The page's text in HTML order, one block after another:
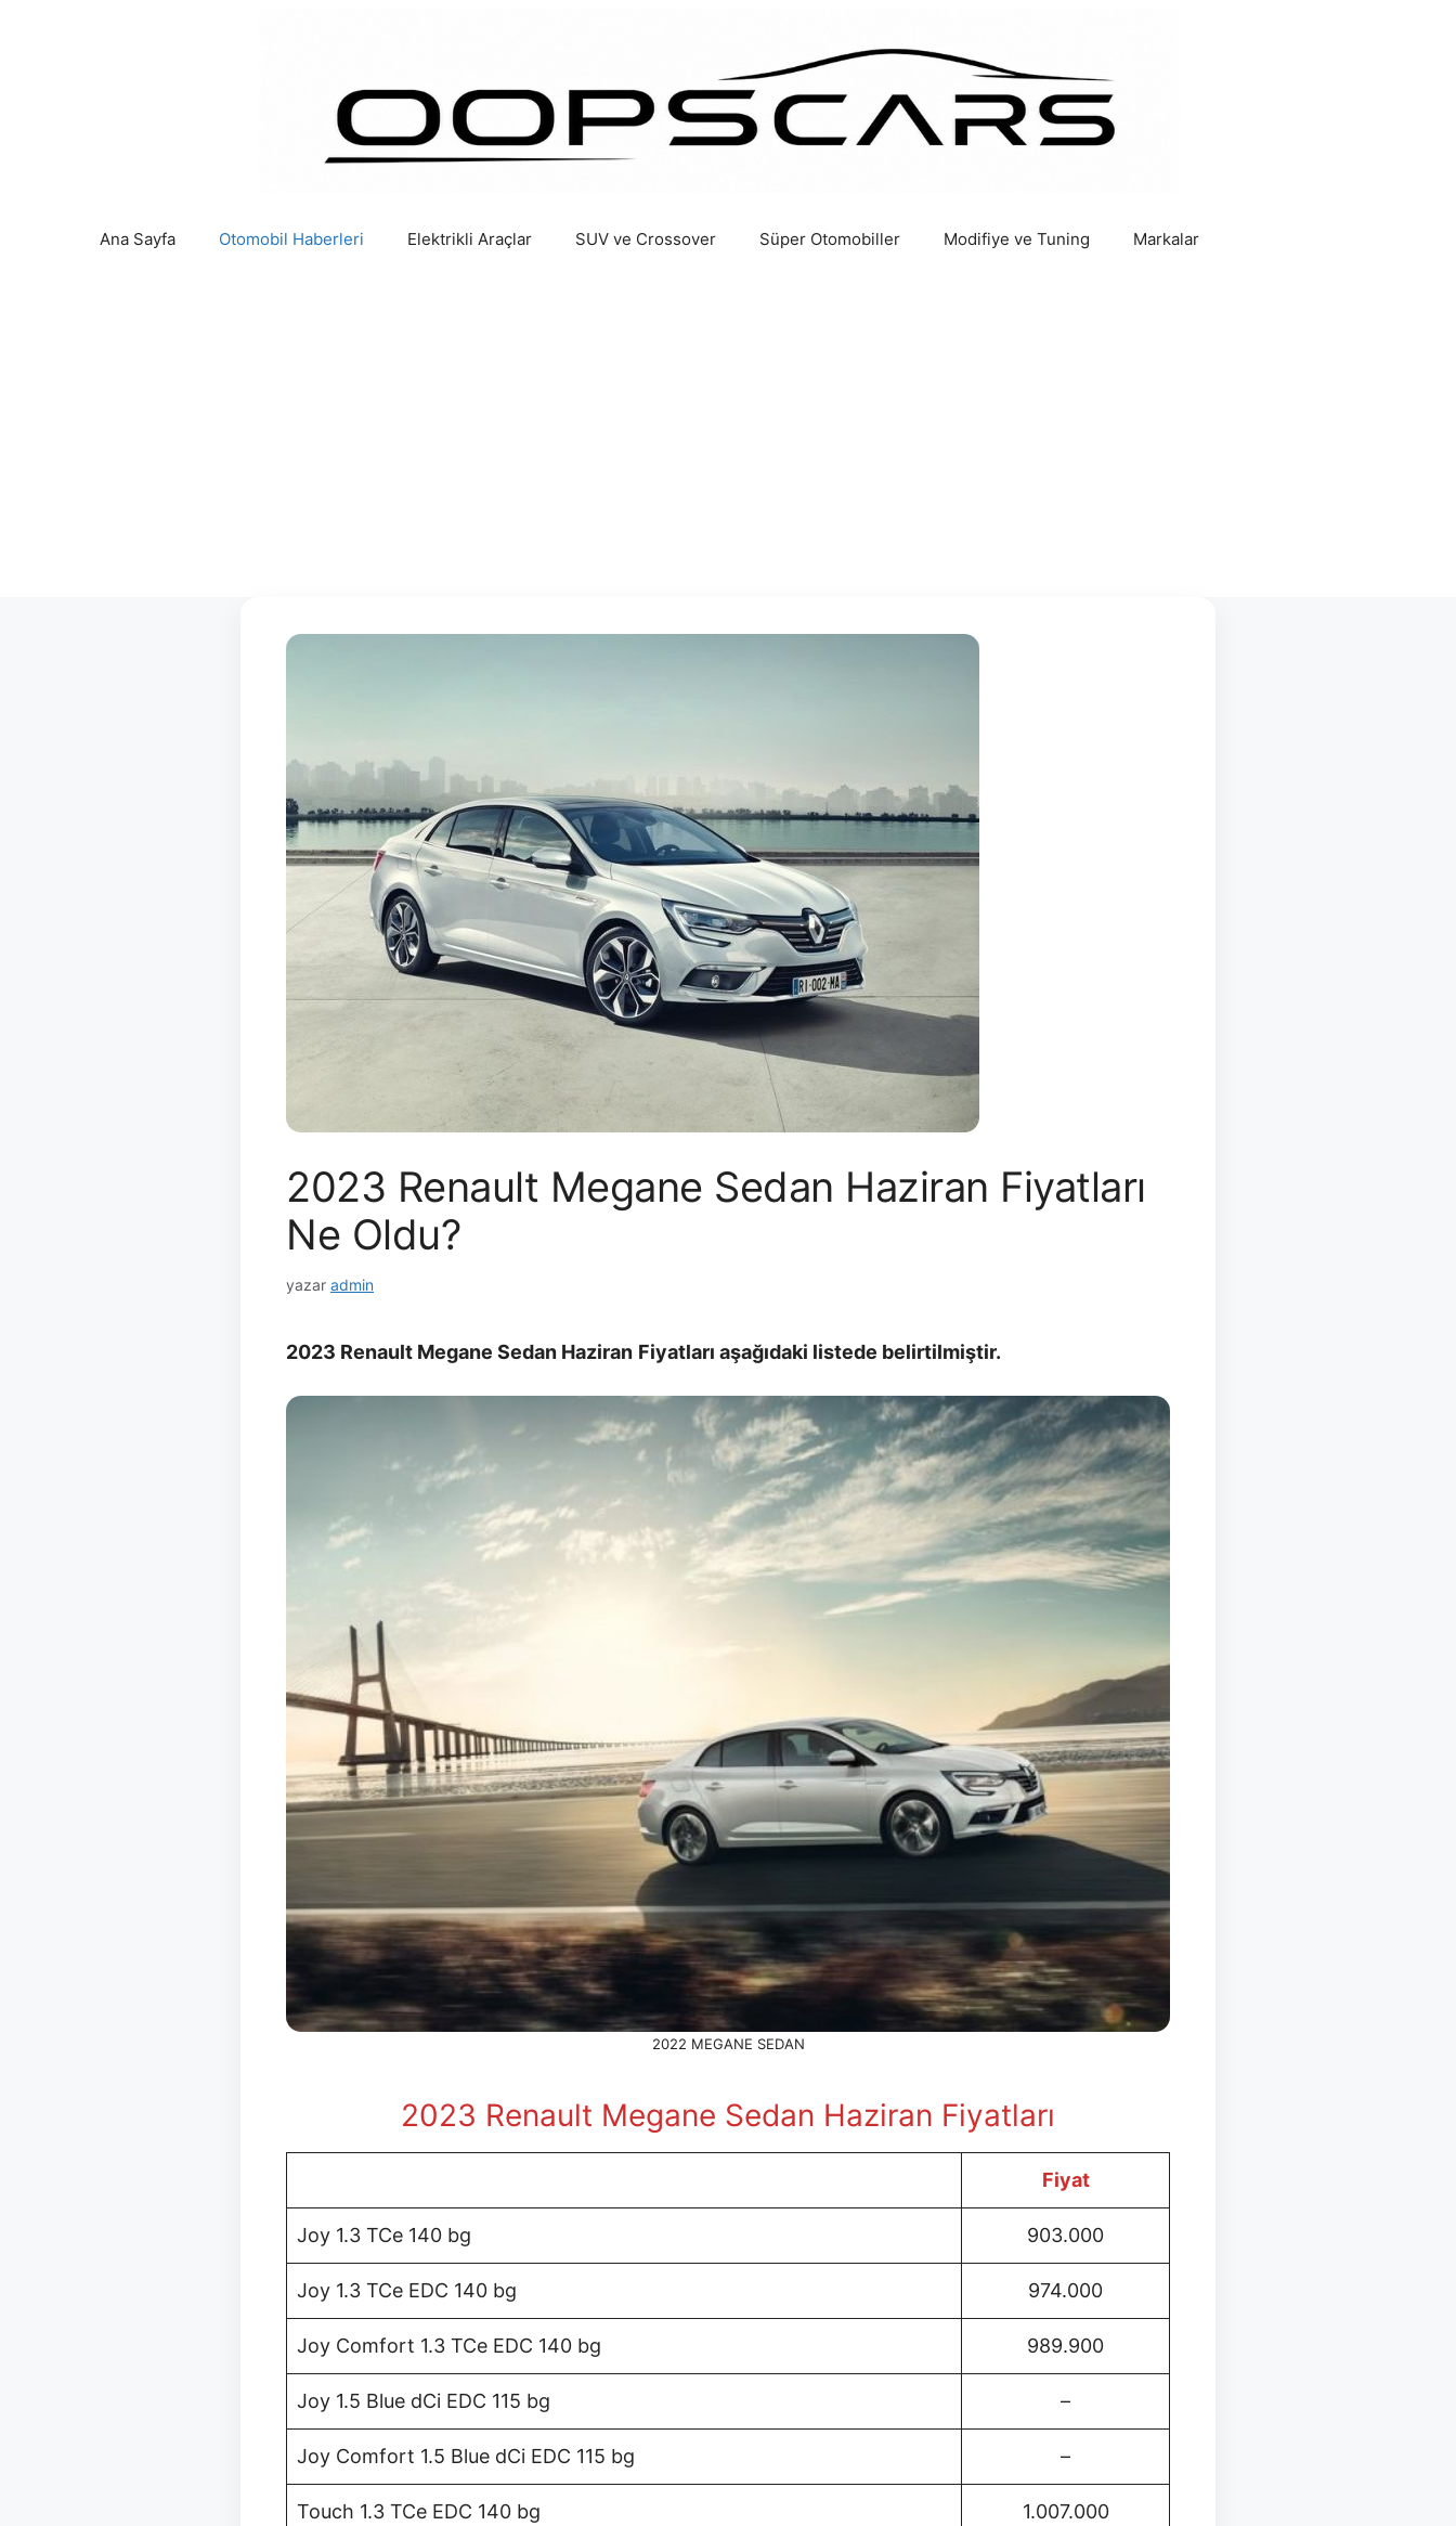
Ana Sayfa Otomobil Haberleri Elektrikli Araçlar SUV ve Crossover Süper Otomobiller Modifiye ve Tuning Markalar
2023 Renault Megane Sedan Haziran Fiyatları
Ne Oldu?
yazar admin
2023 Renault Megane Sedan Haziran Fiyatları aşağıdaki listede belirtilmiştir.
2022 MEGANE SEDAN
2023 Renault Megane Sedan Haziran Fiyatları
Fiyat
Joy 1.3 TCe 140 bg 903.000
Joy 1.3 TCe EDC 140 bg 974.000
Joy Comfort 1.3 TCe EDC 140 bg 989.900
Joy 1.5 Blue dCi EDC 115 bg –
Joy Comfort 1.5 Blue dCi EDC 115 bg –
Touch 1.3 TCe EDC 140 bg 1.007.000